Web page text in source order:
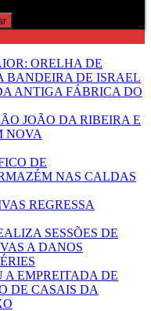
ORELHA DE
BANDEIRA DE ISRAEL
ANTIGA FÁBRICA DO
JOÃO DA RIBEIRA E
NOVA
DE
NAS CALDAS
REGRESSA
SESSÕES DE
A DANOS
EMPREITADA DE
DE CASAIS DA